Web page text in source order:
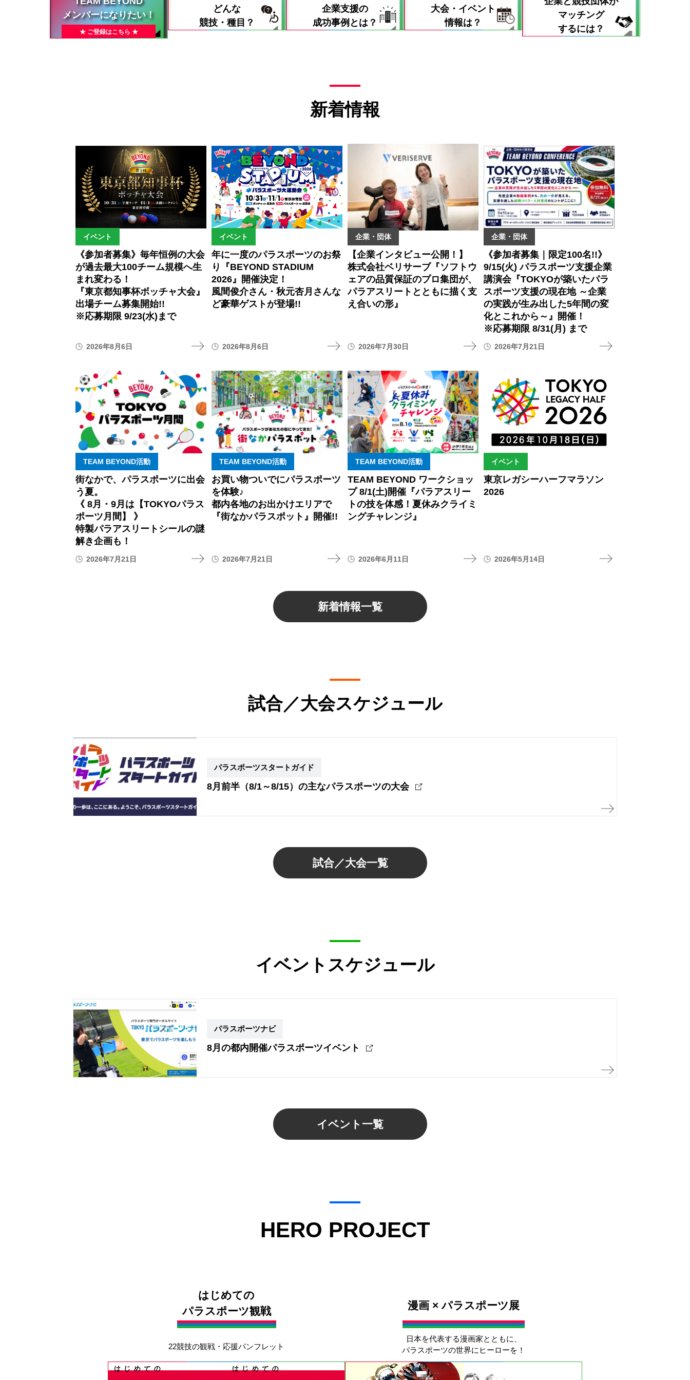
メンバーになりたい！
★ ご登録はこちら ★
どんな
競技・種目？
企業支援の
成功事例とは？
大会・イベント
情報は？
マッチング
するには？
新着情報
イベント
《参加者募集》毎年恒例の大会
が過去最大100チーム規模へ生
まれ変わる！
『東京都知事杯ボッチャ大会』
出場チーム募集開始!!
※応募期限 9/23(水)まで
2026年8月6日
イベント
年に一度のパラスポーツのお祭
り『BEYOND STADIUM
2026』開催決定！
風間俊介さん・秋元杏月さんな
ど豪華ゲストが登場!!
2026年8月6日
企業・団体
【企業インタビュー公開！】
株式会社ベリサーブ『ソフトウ
ェアの品質保証のプロ集団が、
パラアスリートとともに描く支
え合いの形』
2026年7月30日
企業・団体
《参加者募集｜限定100名!!》
9/15(火) パラスポーツ支援企業
講演会『TOKYOが築いたパラ
スポーツ支援の現在地 ～企業
の実践が生み出した5年間の変
化とこれから～』開催！
※応募期限 8/31(月) まで
2026年7月21日
TEAM BEYOND活動
街なかで、パラスポーツに出会
う夏。
《 8月・9月は【TOKYOパラス
ポーツ月間】 》
特製パラアスリートシールの謎
解き企画も！
2026年7月21日
TEAM BEYOND活動
お買い物ついでにパラスポーツ
を体験♪
都内各地のお出かけエリアで
『街なかパラスポット』開催!!
2026年7月21日
TEAM BEYOND活動
TEAM BEYOND ワークショッ
プ 8/1(土)開催『パラアスリー
トの技を体感！夏休みクライミ
ングチャレンジ』
2026年6月11日
イベント
東京レガシーハーフマラソン
2026
2026年5月14日
新着情報一覧
試合／大会スケジュール
パラスポーツスタートガイド
8月前半（8/1～8/15）の主なパラスポーツの大会
試合／大会一覧
イベントスケジュール
パラスポーツナビ
8月の都内開催パラスポーツイベント
イベント一覧
HERO PROJECT
はじめての
パラスポーツ観戦
22競技の観戦・応援パンフレット
漫画 × パラスポーツ展
日本を代表する漫画家とともに、
パラスポーツの世界にヒーローを！